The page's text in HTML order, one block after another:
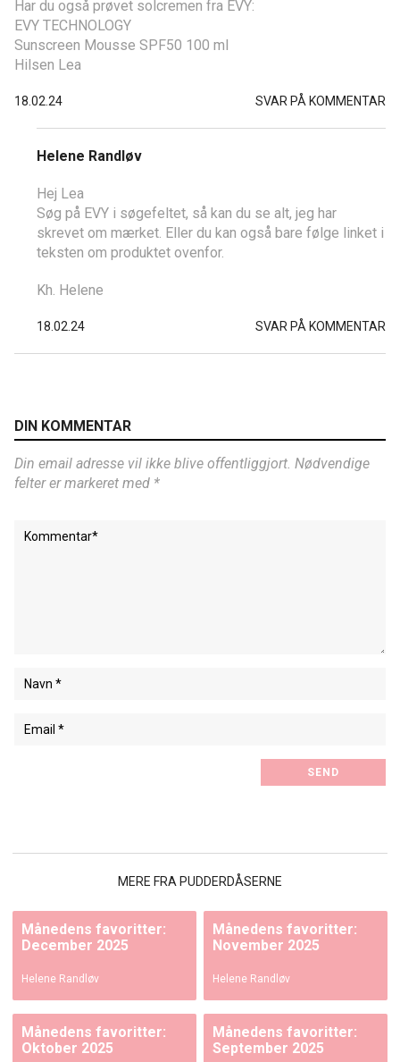
Har du også prøvet solcremen fra EVY:
EVY TECHNOLOGY
Sunscreen Mousse SPF50 100 ml
Hilsen Lea
18.02.24 SVAR PÅ KOMMENTAR
Helene Randløv
Hej Lea
Søg på EVY i søgefeltet, så kan du se alt, jeg har
skrevet om mærket. Eller du kan også bare følge linket i
teksten om produktet ovenfor.
Kh. Helene
18.02.24 SVAR PÅ KOMMENTAR
DIN KOMMENTAR
Din email adresse vil ikke blive offentliggjort. Nødvendige
felter er markeret med *
MERE FRA PUDDERDÅSERNE
Månedens favoritter:
December 2025
Helene Randløv
Månedens favoritter:
November 2025
Helene Randløv
Månedens favoritter:
Oktober 2025
Månedens favoritter:
September 2025